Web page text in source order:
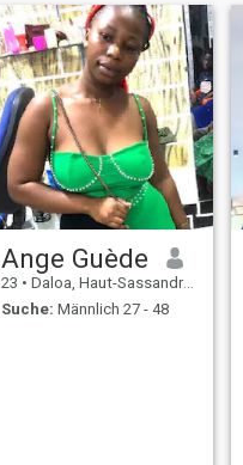
Ange Guède
23 • Daloa, Haut-Sassandra, Côte d'Ivoire
Suche: Männlich 27 - 48